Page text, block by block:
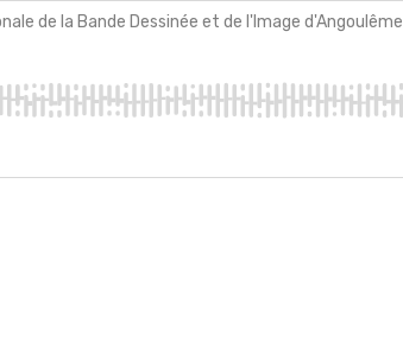
de la Bande Dessinée et de l'Image d'Angoulême